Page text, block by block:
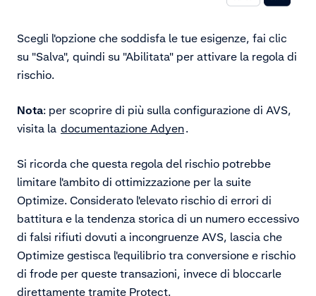
Scegli l'opzione che soddisfa le tue esigenze, fai clic
su "Salva", quindi su "Abilitata" per attivare la regola di
rischio.
Nota: per scoprire di più sulla configurazione di AVS,
visita la documentazione Adyen.
Si ricorda che questa regola del rischio potrebbe
limitare l'ambito di ottimizzazione per la suite
Optimize. Considerato l'elevato rischio di errori di
battitura e la tendenza storica di un numero eccessivo
di falsi rifiuti dovuti a incongruenze AVS, lascia che
Optimize gestisca l'equilibrio tra conversione e rischio
di frode per queste transazioni, invece di bloccarle
direttamente tramite Protect.